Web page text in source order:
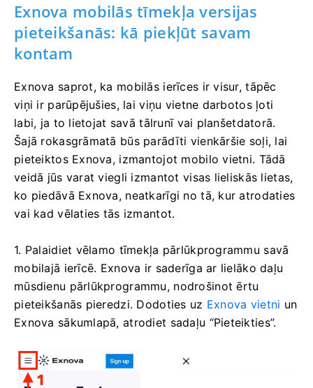
Exnova mobilās tīmekļa versijas
pieteikšanās: kā piekļūt savam
kontam
Exnova saprot, ka mobilās ierīces ir visur, tāpēc
viņi ir parūpējušies, lai viņu vietne darbotos ļoti
labi, ja to lietojat savā tālrunī vai planšetdatorā.
Šajā rokasgrāmatā būs parādīti vienkāršie soļi, lai
pieteiktos Exnova, izmantojot mobilo vietni. Tādā
veidā jūs varat viegli izmantot visas lieliskās lietas,
ko piedāvā Exnova, neatkarīgi no tā, kur atrodaties
vai kad vēlaties tās izmantot.
1. Palaidiet vēlamo tīmekļa pārlūkprogrammu savā
mobilajā ierīcē. Exnova ir saderīga ar lielāko daļu
mūsdienu pārlūkprogrammu, nodrošinot ērtu
pieteikšanās pieredzi. Dodoties uz Exnova vietni un
Exnova sākumlapā, atrodiet sadaļu “Pieteikties”.